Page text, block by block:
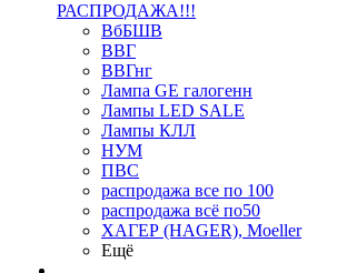
РАСПРОДАЖА!!!
ВбБШВ
ВВГ
ВВГнг
Лампа GE галогенн
Лампы LED SALE
Лампы КЛЛ
НУМ
ПВС
распродажа все по 100
распродажа всё по50
ХАГЕР (HAGER), Moeller
Ещё